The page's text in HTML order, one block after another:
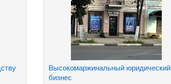
Высокомаржинальный юридический
бизнес